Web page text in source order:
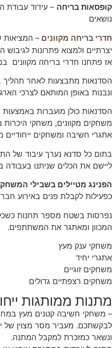
קופסאות בריחה – עידוד עבודת
נושאים
חדרי בריחה מקוונים – המציאות
יצרתיים ולמצוא פתרונות
אז פתחנו חדרי בריחה מקוונים
הסדנאות מתבצעות לאחר תהליך
ונבנות באופן המותאם לצרכי
הסדנאות כולן מועברות באמצעות
משחקים מקוונים, משחקי
אתגרי חשיבה ומשחקים ייחודיים
בתום כל סדנא נערך עיבוד של
ליישם את הכלים שניתנו בעבודה
הפנינג מטיילים בשבילי המשחק
כפעילות לקבלת פנים באירוע
נפרסות בשטח מספר תחנות
המכוון ומאתגר את המשתתפים.
משחקי ענק מעץ
אתגרי יחיד
משחקים זוגיים
משחקים רצפתיים גדולים
מתנות ממותגות
– משחקי חשיבה קטנים מעץ
לבקשתכם. מעביר מסר מצוין של
ונשאר כמזכרת למקבל המתנה.